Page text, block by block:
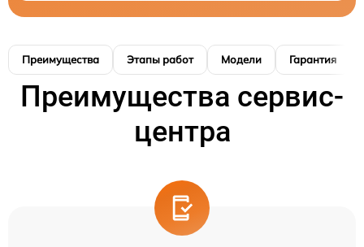
Преимущества Этапы работ Модели Гарантия
Преимущества сервис-
центра